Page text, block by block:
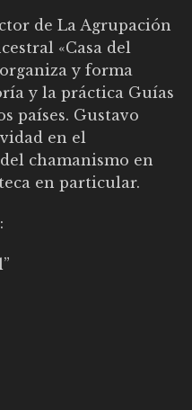
de La Agrupación
«Casa del
y forma
y la práctica Guías
países. Gustavo
en el
chamanismo en
en particular.